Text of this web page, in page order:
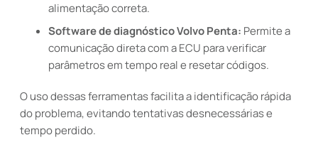
alimentação correta.
Software de diagnóstico Volvo Penta: Permite a
comunicação direta com a ECU para verificar
parâmetros em tempo real e resetar códigos.
O uso dessas ferramentas facilita a identificação rápida
do problema, evitando tentativas desnecessárias e
tempo perdido.